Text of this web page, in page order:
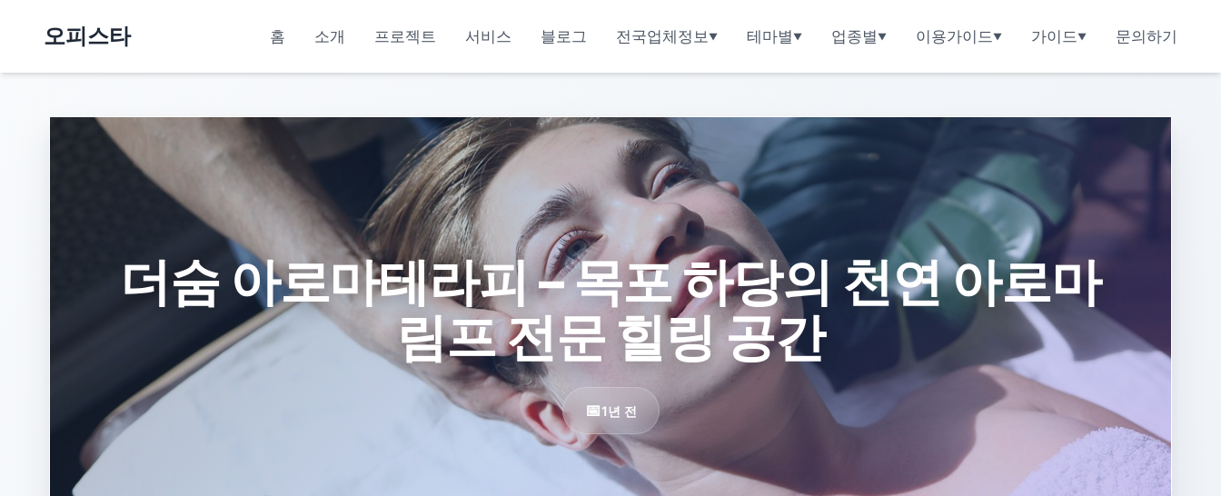
오피스타 홈 소개 프로젝트 서비스 블로그 전국업체정보 테마별 업종별 이용가이드 가이드 문의하기
더숨 아로마테라피 – 목포 하당의 천연 아로마
림프 전문 힐링 공간
1년 전